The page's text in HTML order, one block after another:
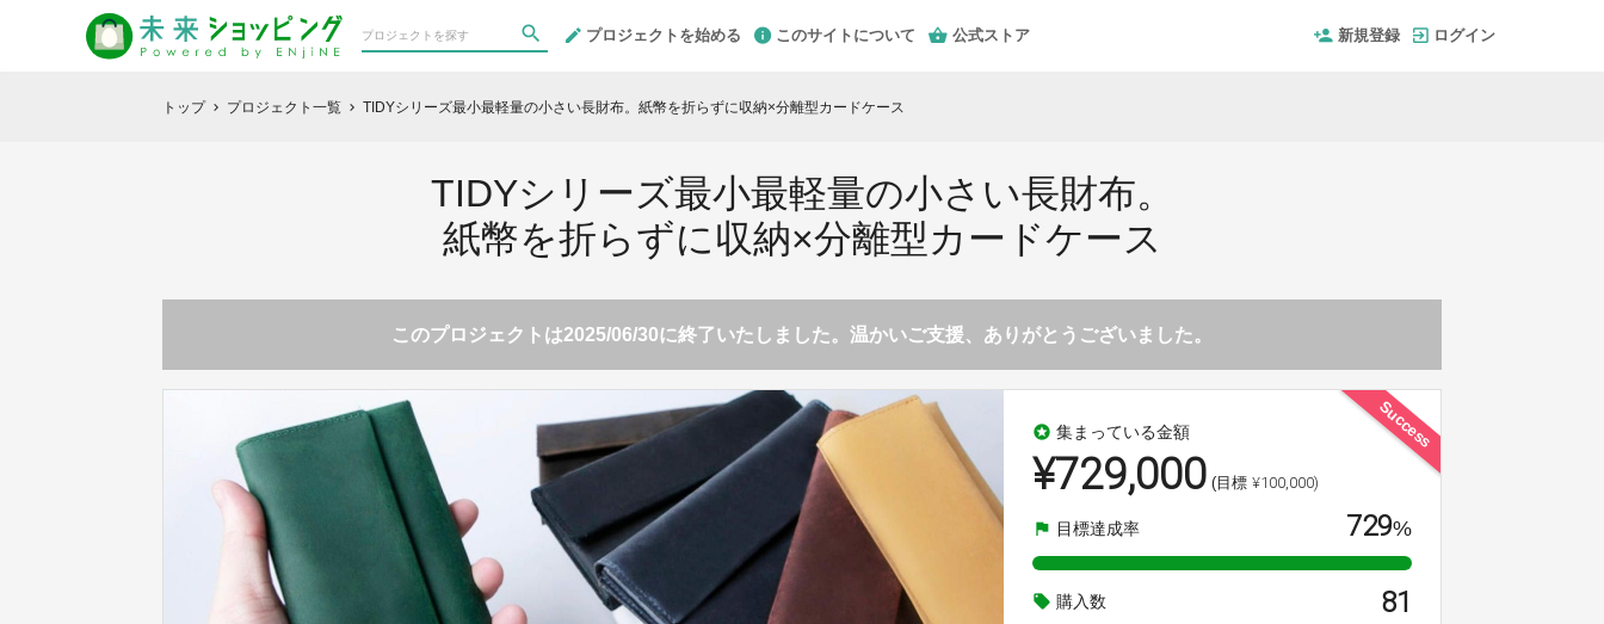
プロジェクトを始める このサイトについて 公式ストア 新規登録 ログイン
トップ chevron_right プロジェクト一覧 chevron_right TIDYシリーズ最小最軽量の小さい長財布。紙幣を折らずに収納×分離型カードケース
TIDYシリーズ最小最軽量の小さい長財布。
紙幣を折らずに収納×分離型カードケース
このプロジェクトは2025/06/30に終了いたしました。温かいご支援、ありがとうございました。
Success
stars 集まっている金額
¥729,000 (目標 ¥100,000)
flag 目標達成率 729%
local_offer 購入数 81